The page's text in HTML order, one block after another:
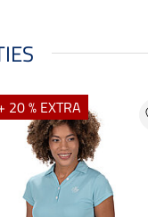
20 % EXTRA